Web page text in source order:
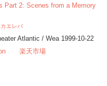
Part 2: Scenes from a Memory
カエレバ
Atlantic / Wea 1999-10-22
楽天市場